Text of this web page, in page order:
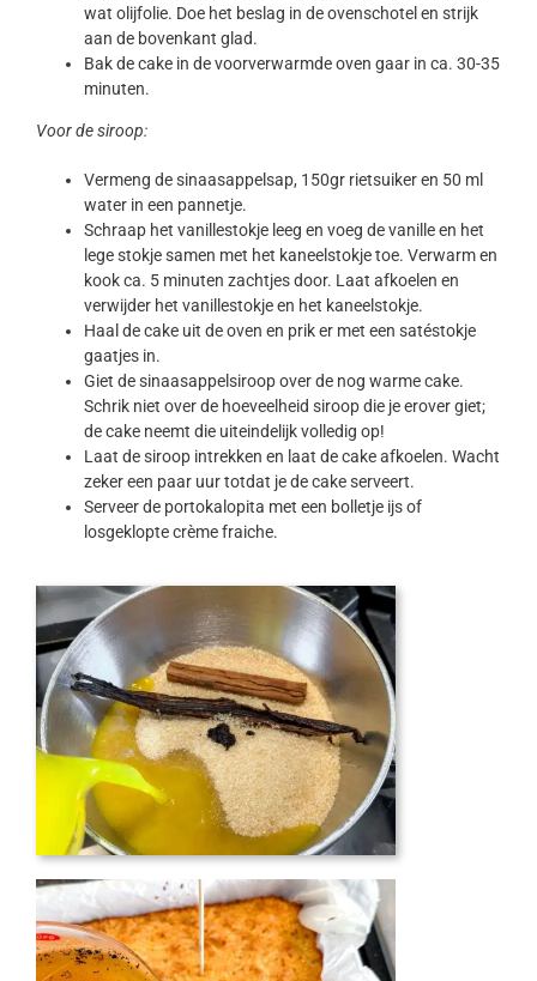
wat olijfolie. Doe het beslag in de ovenschotel en strijk
aan de bovenkant glad.
Bak de cake in de voorverwarmde oven gaar in ca. 30-35
minuten.
Voor de siroop:
Vermeng de sinaasappelsap, 150gr rietsuiker en 50 ml
water in een pannetje.
Schraap het vanillestokje leeg en voeg de vanille en het
lege stokje samen met het kaneelstokje toe. Verwarm en
kook ca. 5 minuten zachtjes door. Laat afkoelen en
verwijder het vanillestokje en het kaneelstokje.
Haal de cake uit de oven en prik er met een satéstokje
gaatjes in.
Giet de sinaasappelsiroop over de nog warme cake.
Schrik niet over de hoeveelheid siroop die je erover giet;
de cake neemt die uiteindelijk volledig op!
Laat de siroop intrekken en laat de cake afkoelen. Wacht
zeker een paar uur totdat je de cake serveert.
Serveer de portokalopita met een bolletje ijs of
losgeklopte crème fraiche.